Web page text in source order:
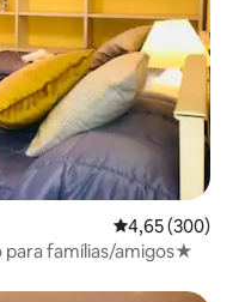
4,65 de uma
4,65 (300)
para famílias/amigos★